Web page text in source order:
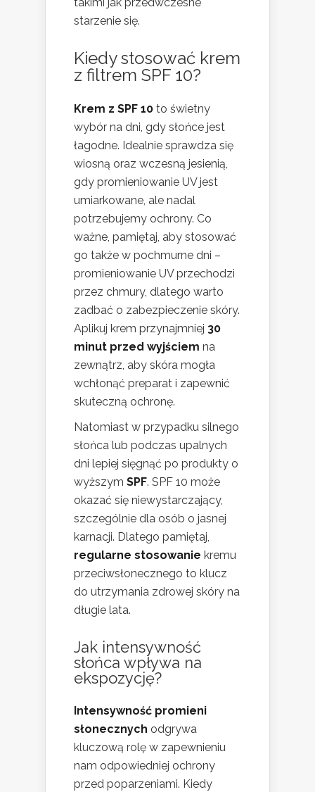
starzenie się.
Kiedy stosować krem
z filtrem SPF 10?
Krem z SPF 10 to świetny
wybór na dni, gdy słońce jest
łagodne. Idealnie sprawdza się
wiosną oraz wczesną jesienią,
gdy promieniowanie UV jest
umiarkowane, ale nadal
potrzebujemy ochrony. Co
ważne, pamiętaj, aby stosować
go także w pochmurne dni –
promieniowanie UV przechodzi
przez chmury, dlatego warto
zadbać o zabezpieczenie skóry.
Aplikuj krem przynajmniej 30
minut przed wyjściem na
zewnątrz, aby skóra mogła
wchłonąć preparat i zapewnić
skuteczną ochronę.
Natomiast w przypadku silnego
słońca lub podczas upalnych
dni lepiej sięgnąć po produkty o
wyższym SPF. SPF 10 może
okazać się niewystarczający,
szczególnie dla osób o jasnej
karnacji. Dlatego pamiętaj,
regularne stosowanie kremu
przeciwsłonecznego to klucz
do utrzymania zdrowej skóry na
długie lata.
Jak intensywność
słońca wpływa na
ekspozycję?
Intensywność promieni
słonecznych odgrywa
kluczową rolę w zapewnieniu
nam odpowiedniej ochrony
przed poparzeniami. Kiedy